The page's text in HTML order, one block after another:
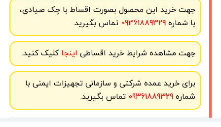
جهت خرید این محصول بصورت اقساط با چک صیادی،
با شماره09361889329 تماس بگیرید.
جهت مشاهده شرایط خرید اقساطی اینجاکلیک کنید.
برای خرید عمده شرکتی و سازمانی تجهیزات ایمنی با
شماره09361889329 تماس بگیرید.